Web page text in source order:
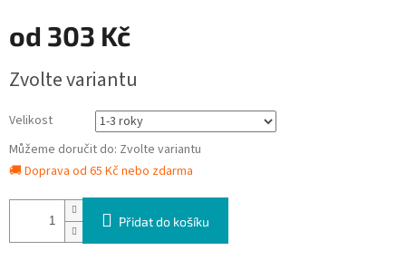
od 303 Kč
cena:
Zvolte variantu
Velikost
Můžeme doručit do: Zvolte variantu
🚚 Doprava od 65 Kč nebo zdarma
Přidat do košíku